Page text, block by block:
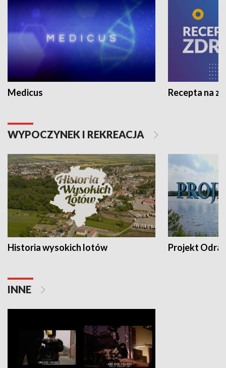
Medicus Recepta na
WYPOCZYNEK I REKREACJA
Historia wysokich lotów Projekt Odra
INNE